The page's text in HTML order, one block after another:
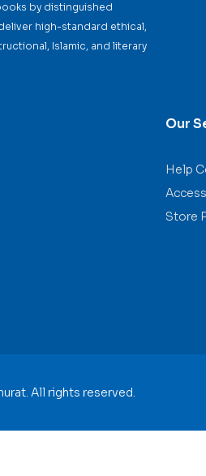
by distinguished
high-standard ethical,
Islamic, and literary
Our
Help
Store
All rights reserved.